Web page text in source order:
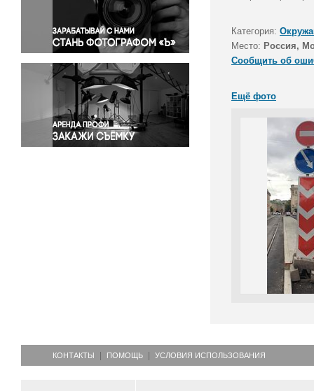
Правосудие
Происшествия и конфликты
Религия
Светская жизнь
Спорт
Экология
Экономика и бизнес
Категория:
Место: Россия,
Сообщить об
Ещё фото
КОНТАКТЫ ПОМОЩЬ УСЛОВИЯ ИСПОЛЬЗОВАНИЯ